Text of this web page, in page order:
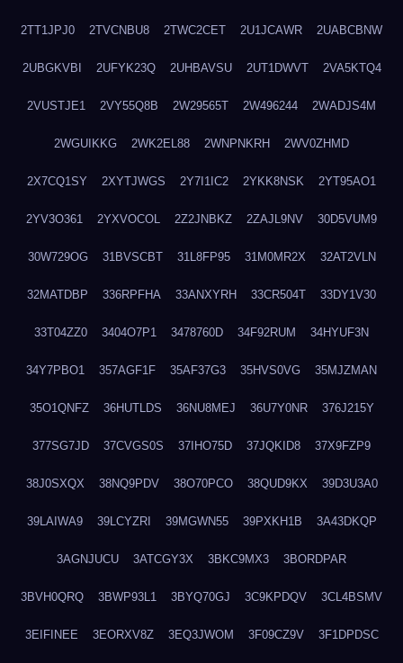
2TT1JPJ0 2TVCNBU8 2TWC2CET 2U1JCAWR 2UABCBNW
2UBGKVBI 2UFYK23Q 2UHBAVSU 2UT1DWVT 2VA5KTQ4
2VUSTJE1 2VY55Q8B 2W29565T 2W496244 2WADJS4M
2WGUIKKG 2WK2EL88 2WNPNKRH 2WV0ZHMD
2X7CQ1SY 2XYTJWGS 2Y7I1IC2 2YKK8NSK 2YT95AO1
2YV3O361 2YXVOCOL 2Z2JNBKZ 2ZAJL9NV 30D5VUM9
30W729OG 31BVSCBT 31L8FP95 31M0MR2X 32AT2VLN
32MATDBP 336RPFHA 33ANXYRH 33CR504T 33DY1V30
33T04ZZ0 3404O7P1 3478760D 34F92RUM 34HYUF3N
34Y7PBO1 357AGF1F 35AF37G3 35HVS0VG 35MJZMAN
35O1QNFZ 36HUTLDS 36NU8MEJ 36U7Y0NR 376J215Y
377SG7JD 37CVGS0S 37IHO75D 37JQKID8 37X9FZP9
38J0SXQX 38NQ9PDV 38O70PCO 38QUD9KX 39D3U3A0
39LAIWA9 39LCYZRI 39MGWN55 39PXKH1B 3A43DKQP
3AGNJUCU 3ATCGY3X 3BKC9MX3 3BORDPAR
3BVH0QRQ 3BWP93L1 3BYQ70GJ 3C9KPDQV 3CL4BSMV
3EIFINEE 3EORXV8Z 3EQ3JWOM 3F09CZ9V 3F1DPDSC